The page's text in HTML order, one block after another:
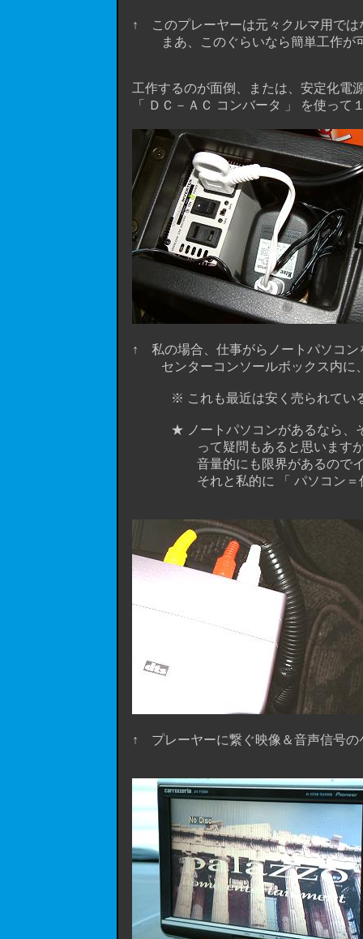
↑ このプレーヤーは元々クルマ用では
まあ、このぐらいなら簡単工作が可
工作するのが面倒、または、安定化電
「 ＤＣ－ＡＣ コンバータ 」 を使って
↑ 私の場合、仕事がらノートパソコン
センターコンソールボックス内に、
※ これも最近は安く売られているよ
★ ノートパソコンがあるなら、その
って疑問もあると思いますが、そ
音量的にも限界があるのでインプ
それと私的に 「 パソコン＝仕事
↑ プレーヤーに繋ぐ映像＆音声信号の